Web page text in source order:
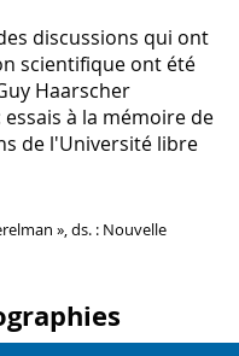
discussions qui ont
scientifique ont été
Haarscher
à la mémoire de
de l'Université libre
», ds. : Nouvelle